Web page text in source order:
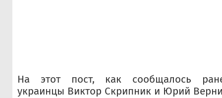
На этот пост, как сообщалось
украинцы Виктор Скрипник и Юрий